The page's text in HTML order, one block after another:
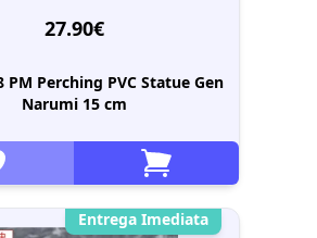
27.90€
PM Perching PVC Statue Gen
Narumi 15 cm
Entrega Imediata